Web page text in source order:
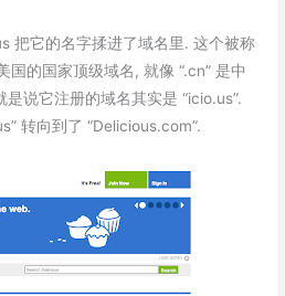
把它的名字揉进了域名里. 这个被称
国的国家顶级域名, 就像 “.cn” 是中
说它注册的域名其实是 “icio.us”.
转向到了 “Delicious.com”.